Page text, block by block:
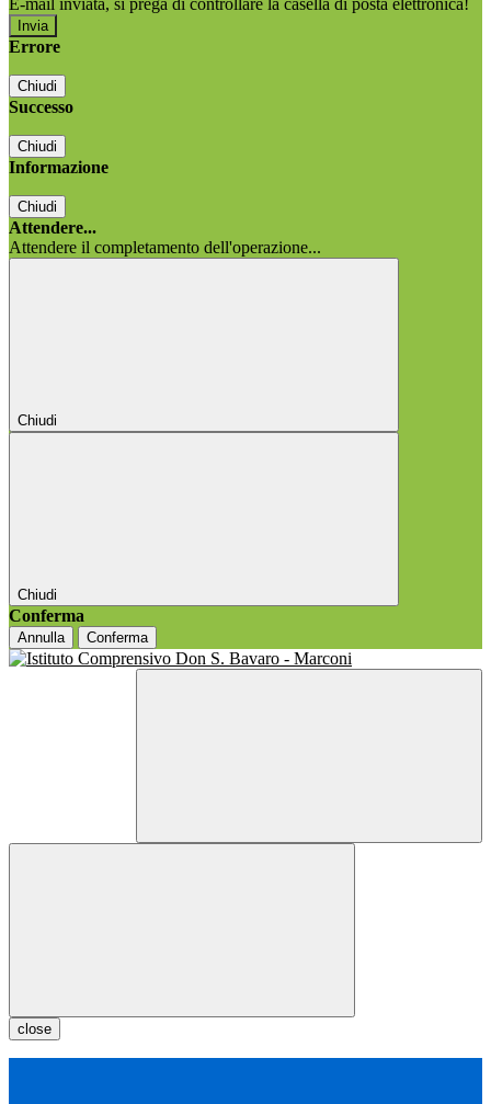
E-mail inviata, si prega di controllare la casella di posta elettronica!
Errore
Chiudi
Successo
Chiudi
Informazione
Chiudi
Attendere...
Attendere il completamento dell'operazione...
Chiudi
Chiudi
Conferma
Annulla Conferma
close